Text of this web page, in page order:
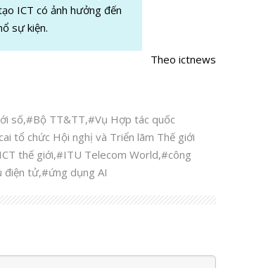
ICT có ảnh hưởng đến
sự kiện.
Theo ictnews
số,#Bộ TT&TT,#Vụ Hợp tác quốc
tổ chức Hội nghị và Triển lãm Thế giới
thế giới,#ITU Telecom World,#công
điện tử,#ứng dụng AI